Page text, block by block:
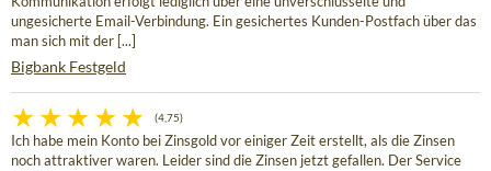
ungesicherte Email-Verbindung. Ein gesichertes Kunden-Postfach über das
man sich mit der [...]
Bigbank Festgeld
(4,75)
Ich habe mein Konto bei Zinsgold vor einiger Zeit erstellt, als die Zinsen
noch attraktiver waren. Leider sind die Zinsen jetzt gefallen. Der Service